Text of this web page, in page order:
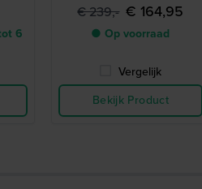
6
€ 239,- € 164,95
● Op voorraad
Vergelijk
Bekijk Product